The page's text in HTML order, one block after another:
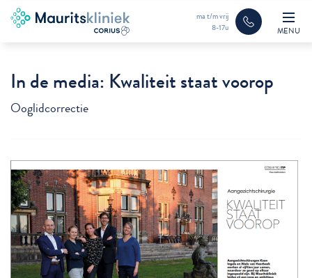
ma t/m vrij
8-17u
MENU
In de media: Kwaliteit staat voorop
Ooglidcorrectie